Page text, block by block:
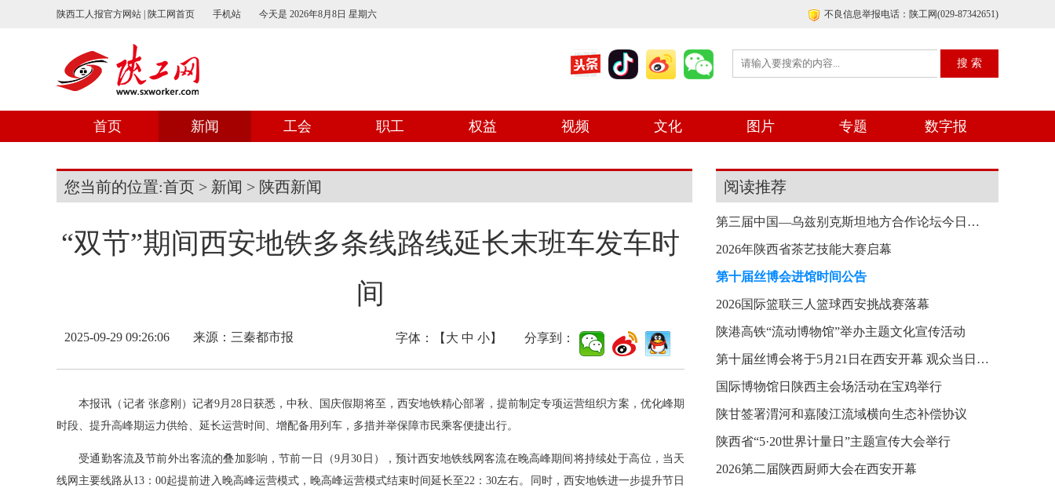
陕西工人报官方网站 | 陕工网首页 手机站 今天是 2026年8月8日 星期六 不良信息举报电话：陕工网(029-87342651)
首页 新闻 工会 职工 权益 视频 文化 图片 专题 数字报
您当前的位置:首页 > 新闻 > 陕西新闻
“双节”期间西安地铁多条线路线延长末班车发车时
间
2025-09-29 09:26:06 来源： 三秦都市报 字体：【 大 中 小】 分享到：
本报讯（记者 张彦刚）记者9月28日获悉，中秋、国庆假期将至，西安地铁精心部署，提前制定专项运营组织方案，优化峰期
时段、提升高峰期运力供给、延长运营时间、增配备用列车，多措并举保障市民乘客便捷出行。
受通勤客流及节前外出客流的叠加影响，节前一日（9月30日），预计西安地铁线网客流在晚高峰期间将持续处于高位，当天
线网主要线路从13：00起提前进入晚高峰运营模式，晚高峰运营模式结束时间延长至22：30左右。同时，西安地铁进一步提升节日
阅读推荐
第三届中国—乌兹别克斯坦地方合作论坛今日在西安
2026年陕西省茶艺技能大赛启幕
第十届丝博会进馆时间公告
2026国际篮联三人篮球西安挑战赛落幕
陕港高铁“流动博物馆”举办主题文化宣传活动
第十届丝博会将于5月21日在西安开幕 观众当日11时
国际博物馆日陕西主会场活动在宝鸡举行
陕甘签署渭河和嘉陵江流域横向生态补偿协议
陕西省“5·20世界计量日”主题宣传大会举行
2026第二届陕西厨师大会在西安开幕